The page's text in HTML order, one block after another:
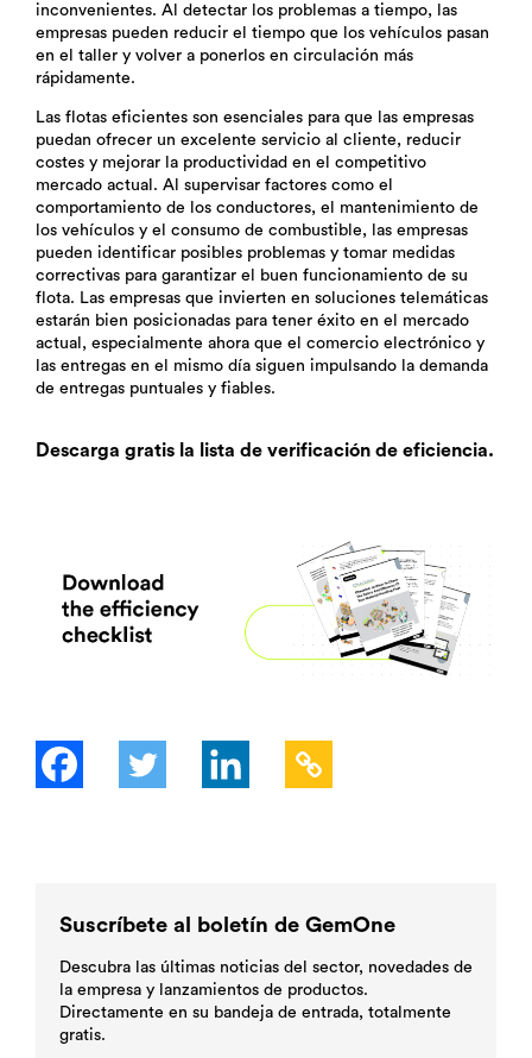
inconvenientes. Al detectar los problemas a tiempo, las
empresas pueden reducir el tiempo que los vehículos pasan
en el taller y volver a ponerlos en circulación más
rápidamente.
Las flotas eficientes son esenciales para que las empresas
puedan ofrecer un excelente servicio al cliente, reducir
costes y mejorar la productividad en el competitivo
mercado actual. Al supervisar factores como el
comportamiento de los conductores, el mantenimiento de
los vehículos y el consumo de combustible, las empresas
pueden identificar posibles problemas y tomar medidas
correctivas para garantizar el buen funcionamiento de su
flota. Las empresas que invierten en soluciones telemáticas
estarán bien posicionadas para tener éxito en el mercado
actual, especialmente ahora que el comercio electrónico y
las entregas en el mismo día siguen impulsando la demanda
de entregas puntuales y fiables.
Descarga gratis la lista de verificación de eficiencia.
Suscríbete al boletín de GemOne
Descubra las últimas noticias del sector, novedades de
la empresa y lanzamientos de productos.
Directamente en su bandeja de entrada, totalmente
gratis.